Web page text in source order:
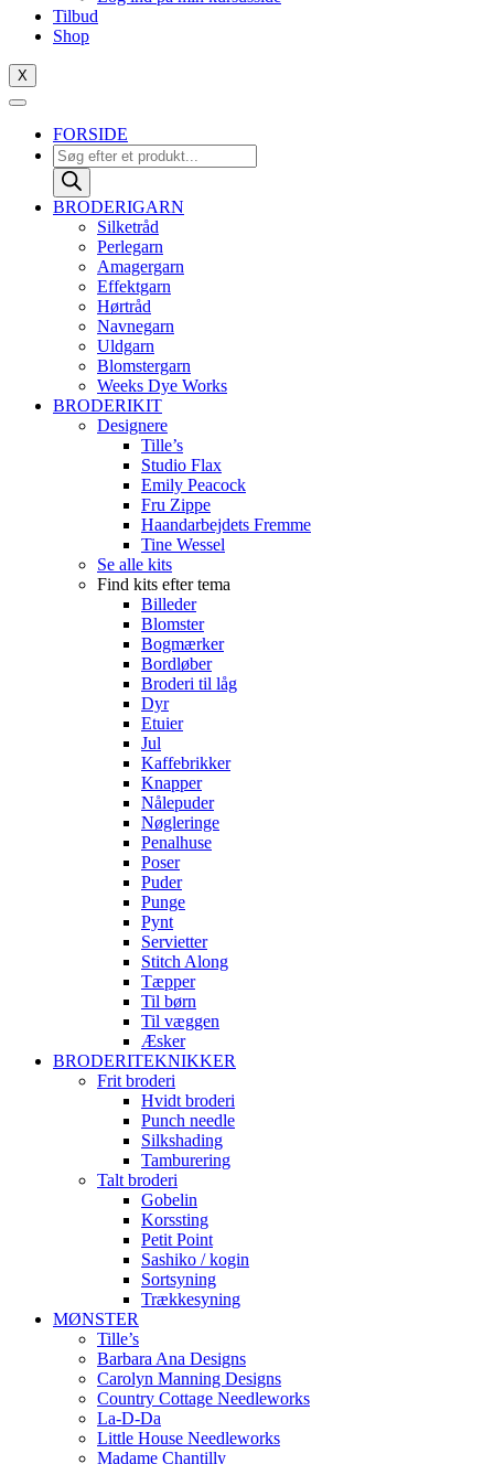
Tilbud
Shop
X
FORSIDE
Products
search
BRODERIGARN
Silketråd
Perlegarn
Amagergarn
Effektgarn
Hørtråd
Navnegarn
Uldgarn
Blomstergarn
Weeks Dye Works
BRODERIKIT
Designere
Tille’s
Studio Flax
Emily Peacock
Fru Zippe
Haandarbejdets Fremme
Tine Wessel
Se alle kits
Find kits efter tema
Billeder
Blomster
Bogmærker
Bordløber
Broderi til låg
Dyr
Etuier
Jul
Kaffebrikker
Knapper
Nålepuder
Nøgleringe
Penalhuse
Poser
Puder
Punge
Pynt
Servietter
Stitch Along
Tæpper
Til børn
Til væggen
Æsker
BRODERITEKNIKKER
Frit broderi
Hvidt broderi
Punch needle
Silkshading
Tamburering
Talt broderi
Gobelin
Korssting
Petit Point
Sashiko / kogin
Sortsyning
Trækkesyning
MØNSTER
Tille’s
Barbara Ana Designs
Carolyn Manning Designs
Country Cottage Needleworks
La-D-Da
Little House Needleworks
Madame Chantilly